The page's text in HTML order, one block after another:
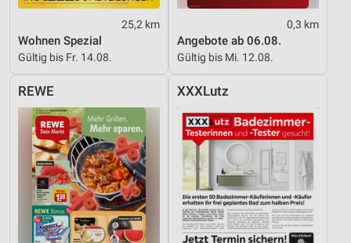
25,2 km
Wohnen Spezial
Gültig bis Fr. 14.08.
0,3 km
Angebote ab 06.08.
Gültig bis Mi. 12.08.
REWE XXXLutz